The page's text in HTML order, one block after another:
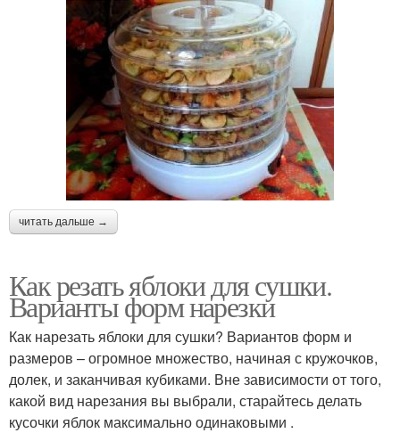
читать дальше →
Как резать яблоки для сушки.
Варианты форм нарезки
Как нарезать яблоки для сушки? Вариантов форм и
размеров – огромное множество, начиная с кружочков,
долек, и заканчивая кубиками. Вне зависимости от того,
какой вид нарезания вы выбрали, старайтесь делать
кусочки яблок максимально одинаковыми .